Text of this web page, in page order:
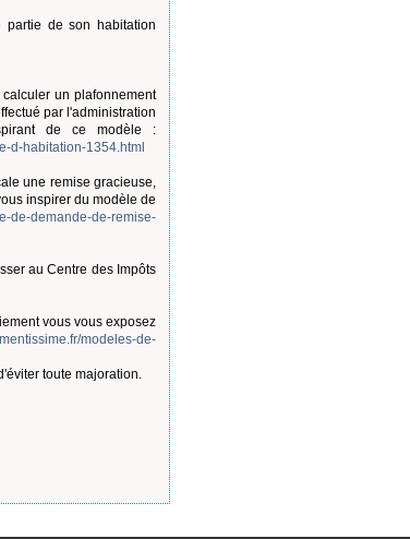
partie de son habitation
un plafonnement
par l'administration
de ce modèle :
d-habitation-1354.html
une remise gracieuse,
inspirer du modèle de
de-demande-de-remise-
au Centre des Impôts
vous vous exposez
modeles-de-
toute majoration.